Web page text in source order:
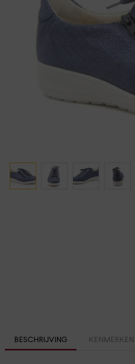
Verbandschoenen (externe website)
BESCHRIJVING KENMERKEN